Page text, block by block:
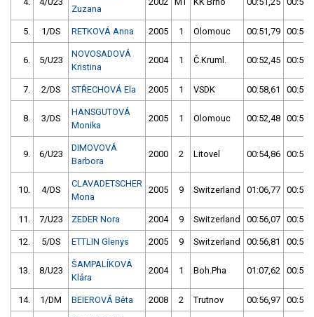
Zuzana
5. 1/DS RETKOVÁ Anna 2005 1 Olomouc 00:51,79
6. 5/U23
NOVOSADOVÁ
Kristina
2004 1 Č.Kruml. 00:52,45
7. 2/DS STŘECHOVÁ Ela 2005 1 VSDK 00:58,61
8. 3/DS
HANSGUTOVÁ
Monika
2005 1 Olomouc 00:52,48
9. 6/U23
DIMOVOVÁ
Barbora
2000 2 Litovel 00:54,86
10. 4/DS
CLAVADETSCHER
Mona
2005 9 Switzerland 01:06,77
11. 7/U23 ZEDER Nora 2004 9 Switzerland 00:56,07
12. 5/DS ETTLIN Glenys 2005 9 Switzerland 00:56,81
13. 8/U23
ŠAMPALÍKOVÁ
Klára
2004 1 Boh.Pha 01:07,62
14. 1/DM BEIEROVÁ Běta 2008 2 Trutnov 00:56,97